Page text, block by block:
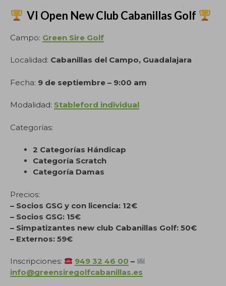
VI Open New Club Cabanillas Golf
Campo: Green Sire Golf
Localidad: Cabanillas del Campo, Guadalajara
Fecha: 9 de septiembre – 9:00 am
Modalidad: Stableford individual
Categorías:
2 Categorías Hándicap
Categoría Scratch
Categoría Damas
Precios:
– Socios GSG y con licencia: 12€
– Socios GSG: 15€
– Simpatizantes new club Cabanillas Golf: 50€
– Externos: 59€
Inscripciones: 949 32 46 00 –
info@greensiregolfcabanillas.es